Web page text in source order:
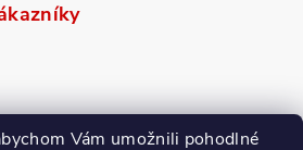
Vám umožnili pohodlné